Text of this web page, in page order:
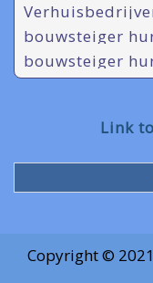
bouwsteiger
bouwsteiger
Link
Copyright ©